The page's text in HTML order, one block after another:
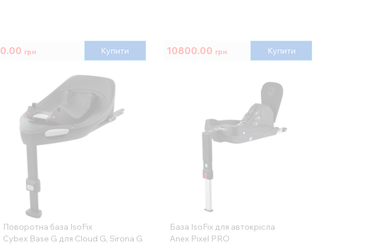
0.00 грн Купити 10800.00 грн Купити
Поворотна база IsoFix
Cybex Base G для Cloud G, Sirona G
База IsoFix для автокрісла
Anex Pixel PRO